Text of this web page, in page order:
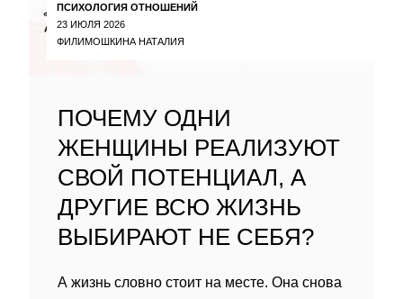
ПСИХОЛОГИЯ ОТНОШЕНИЙ
23 ИЮЛЯ 2026
ФИЛИМОШКИНА НАТАЛИЯ
ПОЧЕМУ ОДНИ
ЖЕНЩИНЫ РЕАЛИЗУЮТ
СВОЙ ПОТЕНЦИАЛ, А
ДРУГИЕ ВСЮ ЖИЗНЬ
ВЫБИРАЮТ НЕ СЕБЯ?
А жизнь словно стоит на месте. Она снова